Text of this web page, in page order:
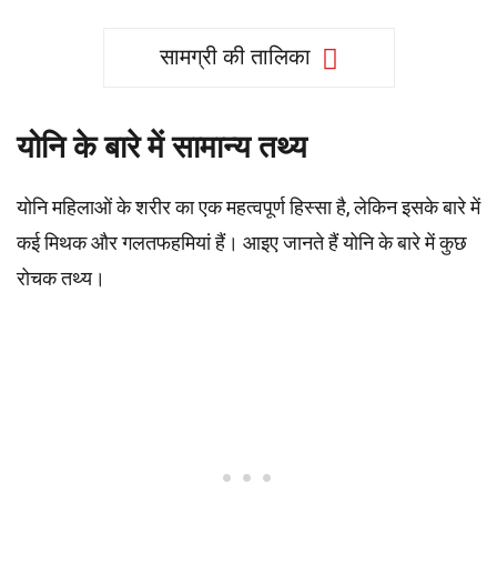
सामग्री की तालिका
योनि के बारे में सामान्य तथ्य
योनि महिलाओं के शरीर का एक महत्वपूर्ण हिस्सा है, लेकिन इसके बारे में
कई मिथक और गलतफहमियां हैं। आइए जानते हैं योनि के बारे में कुछ
रोचक तथ्य।